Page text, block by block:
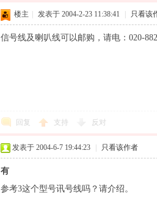
楼主 发表于 2004-2-23 11:38:41 只看该
信号线及喇叭线可以邮购，请电：020-
回复 支持 反对
发表于 2004-6-7 19:44:23 只看该作者
有
参考3这个型号讯号线吗？请介绍。